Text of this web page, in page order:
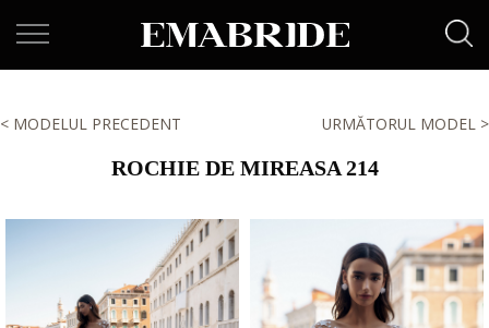
< MODELUL PRECEDENT URMĂTORUL MODEL >
ROCHIE DE MIREASA 214